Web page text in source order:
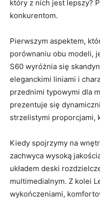
który‍ z ⁣nich jest lepszy?
konkurentom.
Pierwszym aspektem,
porównaniu obu modeli,
S60 wyróżnia się
⁤eleganckimi liniami i
⁣przednimi typowymi dla
prezentuje się
strzelistymi ⁤proporcjami,
Kiedy spojrzymy na
zachwyca wysoką
układem‌ deski⁣
multimedialnym. Z​ kolei
wykończeniami,